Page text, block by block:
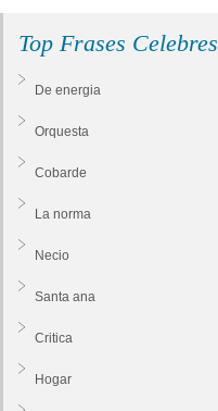
Top Frases Celebres
De energia
Orquesta
Cobarde
La norma
Necio
Santa ana
Critica
Hogar